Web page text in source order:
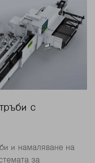
с
и намаляване на
за